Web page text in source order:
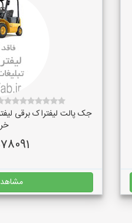
جک پالت لیفتراک برقی